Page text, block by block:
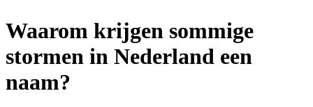
Waarom krijgen sommige
stormen in Nederland een
naam?